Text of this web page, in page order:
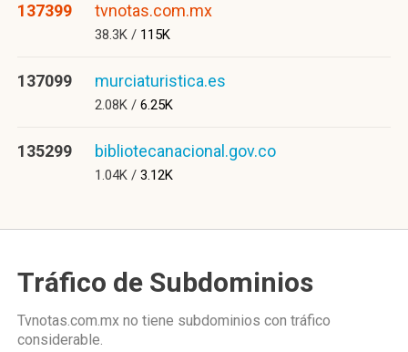
137399 tvnotas.com.mx
38.3K / 115K
137099 murciaturistica.es
2.08K / 6.25K
135299 bibliotecanacional.gov.co
1.04K / 3.12K
Tráfico de Subdominios
Tvnotas.com.mx no tiene subdominios con tráfico
considerable.